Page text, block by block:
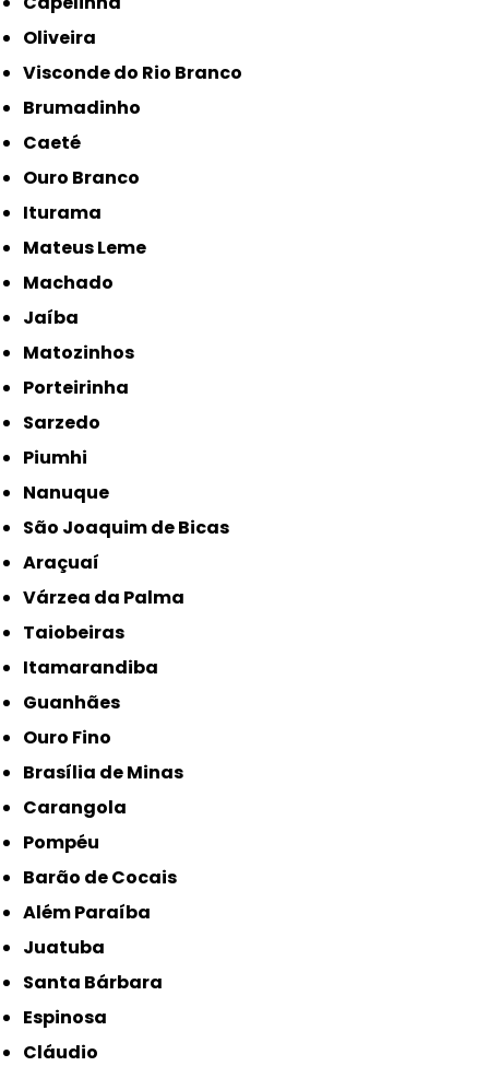
Oliveira
Visconde do Rio Branco
Brumadinho
Caeté
Ouro Branco
Iturama
Mateus Leme
Machado
Jaíba
Matozinhos
Porteirinha
Sarzedo
Piumhi
Nanuque
São Joaquim de Bicas
Araçuaí
Várzea da Palma
Taiobeiras
Itamarandiba
Guanhães
Ouro Fino
Brasília de Minas
Carangola
Pompéu
Barão de Cocais
Além Paraíba
Juatuba
Santa Bárbara
Espinosa
Cláudio